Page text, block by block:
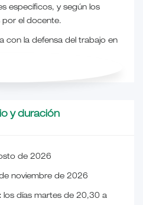
específicos, y según los
por el docente.
con la defensa del trabajo en
y duración
de 2026
noviembre de 2026
los días martes de 20,30 a